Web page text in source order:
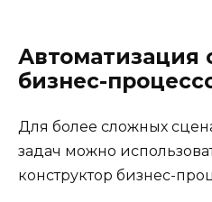
бизнес-
Для более сложных
задач можно
конструктор бизнес-